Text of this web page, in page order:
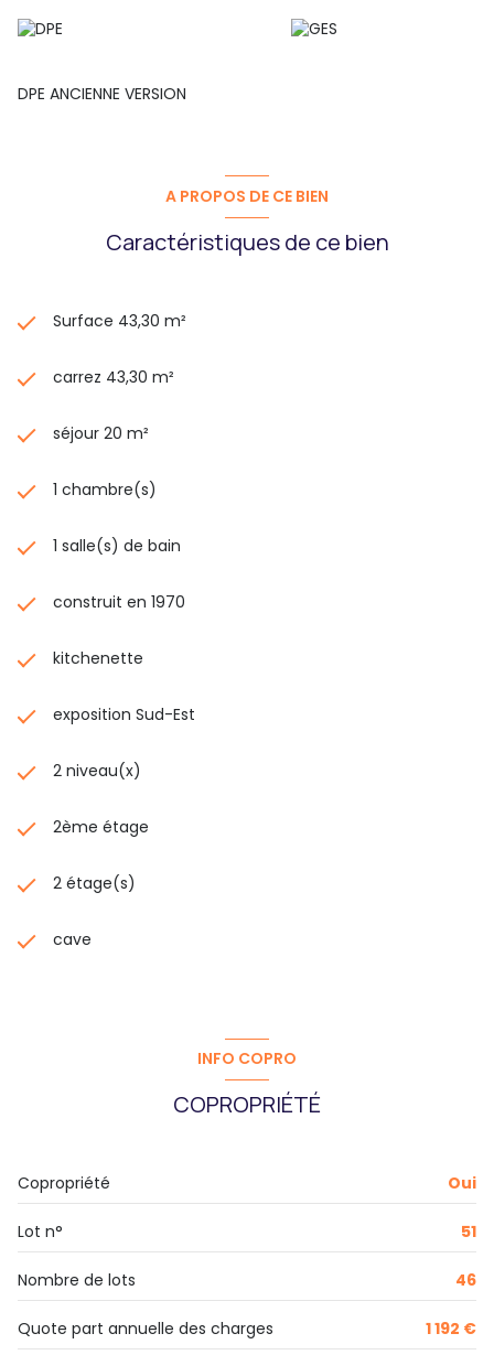
DPE ANCIENNE VERSION
A PROPOS DE CE BIEN
Caractéristiques de ce bien
Surface 43,30 m²
carrez 43,30 m²
séjour 20 m²
1 chambre(s)
1 salle(s) de bain
construit en 1970
kitchenette
exposition Sud-Est
2 niveau(x)
2ème étage
2 étage(s)
cave
INFO COPRO
COPROPRIÉTÉ
Copropriété Oui
Lot n° 51
Nombre de lots 46
Quote part annuelle des charges 1 192 €